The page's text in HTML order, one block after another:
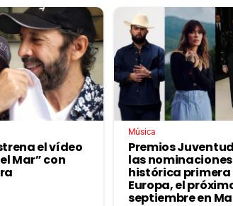
el vídeo
Mar” con
Música
Premios
las nominaciones
histórica primera
Europa, el
septiembre en